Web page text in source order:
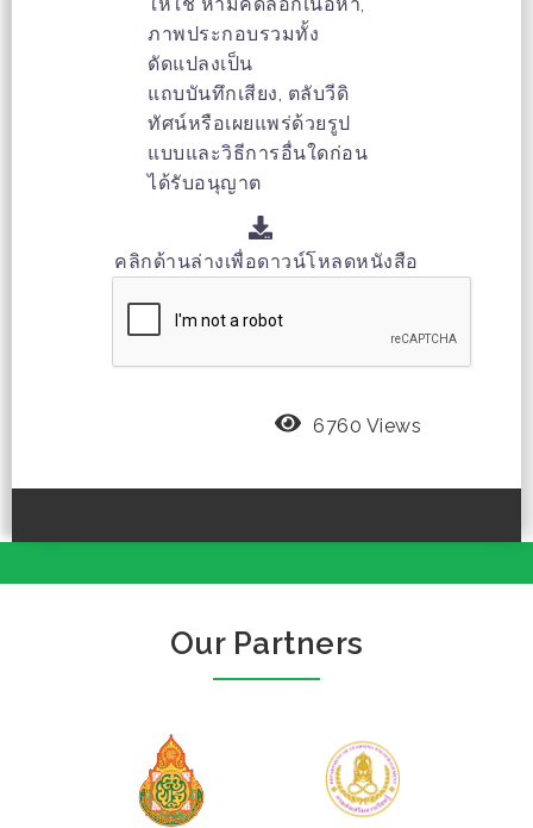
ภาพประกอบรวมทั้ง
ดัดแปลงเป็น
แถบบันทึกเสียง, ตลับวีดิ
ทัศน์หรือเผยแพร่ด้วยรูป
แบบและวิธีการอื่นใดก่อน
ได้รับอนุญาต
คลิกด้านล่างเพื่อดาวน์โหลดหนังสือ
6760 Views
Our Partners